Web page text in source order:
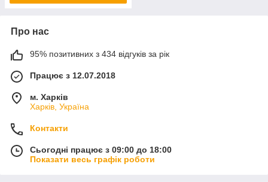
Про нас
95% позитивних з 434 відгуків за рік
Працює з 12.07.2018
м. Харків
Харків, Україна
Контакти
Сьогодні працює з 09:00 до 18:00
Показати весь графік роботи